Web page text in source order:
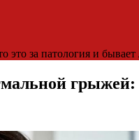
это за патология и
грыжей: